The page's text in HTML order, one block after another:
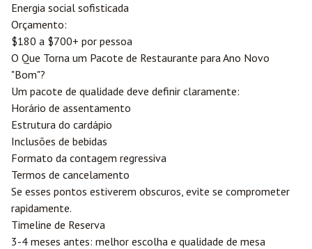
Energia social sofisticada
Orçamento:
$180 a $700+ por pessoa
O Que Torna um Pacote de Restaurante para Ano Novo
"Bom"?
Um pacote de qualidade deve definir claramente:
Horário de assentamento
Estrutura do cardápio
Inclusões de bebidas
Formato da contagem regressiva
Termos de cancelamento
Se esses pontos estiverem obscuros, evite se comprometer
rapidamente.
Timeline de Reserva
3-4 meses antes: melhor escolha e qualidade de mesa